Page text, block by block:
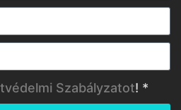
Szabályzatot! *